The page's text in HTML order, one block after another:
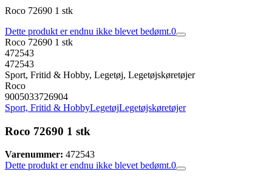
Roco 72690 1 stk
Dette produkt er endnu ikke blevet bedømt.0
Roco 72690 1 stk
472543
472543
Sport, Fritid & Hobby, Legetøj, Legetøjskøretøjer
Roco
9005033726904
Sport, Fritid & HobbyLegetøjLegetøjskøretøjer
Roco 72690 1 stk
Varenummer: 472543
Dette produkt er endnu ikke blevet bedømt.0